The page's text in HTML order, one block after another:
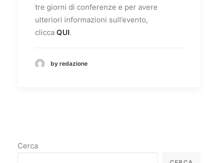
tre giorni di conferenze e per avere
ulteriori informazioni sull’evento,
clicca QUI.
by redazione
Cerca